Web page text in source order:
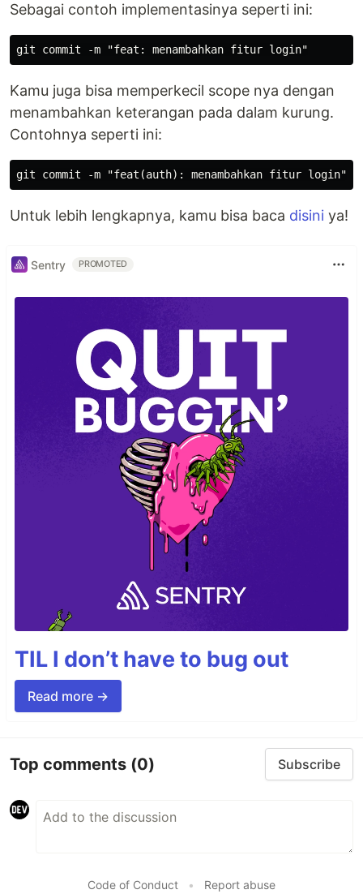
Sebagai contoh implementasinya seperti ini:
Kamu juga bisa memperkecil scope nya dengan
menambahkan keterangan pada dalam kurung.
Contohnya seperti ini:
Untuk lebih lengkapnya, kamu bisa baca disini ya!
Sentry PROMOTED
TIL I don’t have to bug out
Read more →
Top comments (0) Subscribe
Code of Conduct • Report abuse